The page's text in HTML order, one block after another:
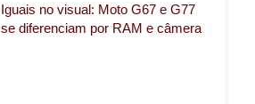
Iguais no visual: Moto G67 e G77
se diferenciam por RAM e câmera